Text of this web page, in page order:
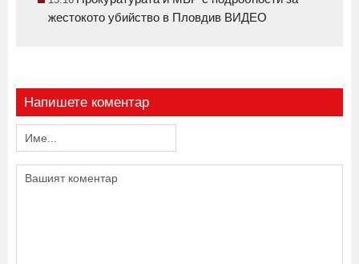
жестокото убийство в Пловдив ВИДЕО
Напишете коментар